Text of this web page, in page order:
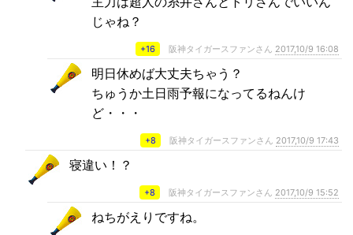
じゃね？
+16 阪神タイガースファンさん 2017,10/9 16:08
明日休めば大丈夫ちゃう？
ちゅうか土日雨予報になってるねんけ
ど・・・
+8 阪神タイガースファンさん 2017,10/9 17:43
寝違い！？
+8 阪神タイガースファンさん 2017,10/9 15:52
ねちがえりですね。